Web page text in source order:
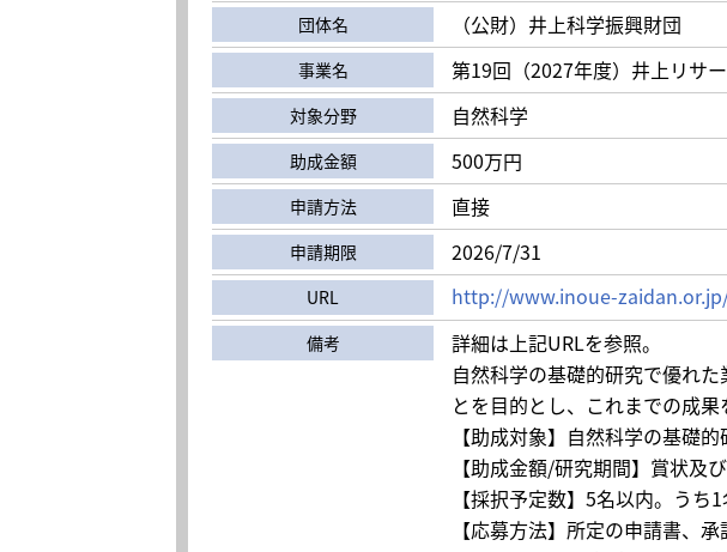
団体名
（公財）井上科学振興財団
事業名 第19回（2027年度）井上リサ
対象分野 自然科学
助成金額 500万円
申請方法 直接
申請期限 2026/7/31
URL http://www.inoue-
備考
詳細は上記URLを参照。
自然科学の基礎的研究で優れ
とを目的とし、これまでの成
【助成対象】自然科学の基礎
【助成金額/研究期間】賞状
【採択予定数】5名以内。うち
【応募方法】所定の申請書、